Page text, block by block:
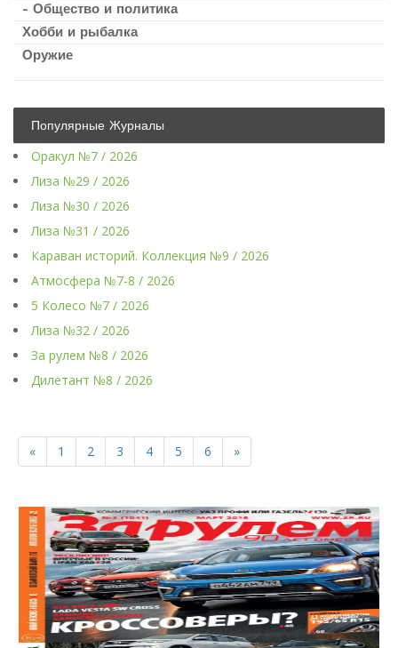
- Общество и политика
Хобби и рыбалка
Оружие
Популярные Журналы
Оракул №7 / 2026
Лиза №29 / 2026
Лиза №30 / 2026
Лиза №31 / 2026
Караван историй. Коллекция №9 / 2026
Атмосфера №7-8 / 2026
5 Колесо №7 / 2026
Лиза №32 / 2026
За рулем №8 / 2026
Дилетант №8 / 2026
« 1 2 3 4 5 6 »